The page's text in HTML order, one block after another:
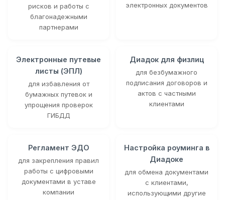
рисков и работы с
благонадежными
партнерами
электронных документов
Электронные путевые
листы (ЭПЛ)
для избавления от
бумажных путевок и
упрощения проверок
ГИБДД
Диадок для физлиц
для безбумажного
подписания договоров и
актов с частными
клиентами
Регламент ЭДО
для закрепления правил
работы с цифровыми
документами в уставе
компании
Настройка роуминга в
Диадоке
для обмена документами
с клиентами,
использующими другие